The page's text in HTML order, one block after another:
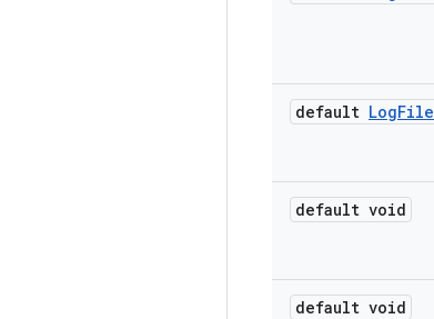
default LogFile
default void
default void